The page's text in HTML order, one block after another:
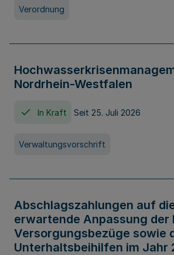
Verordnung
Nordrhein-Westfalen
In Kraft Seit 25. Juli 2026
Verwaltungsvorschrift
Abschlagszahlungen auf
erwartende Anpassung der
Versorgungsbezüge sowie
Unterhaltsbeihilfen im Jahr